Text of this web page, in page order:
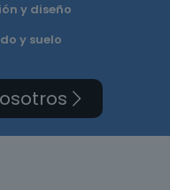
y diseño
y suelo